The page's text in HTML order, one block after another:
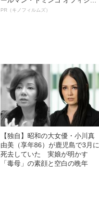
ルインタビュー“観客を魅了した
PR（キノフィルムズ）
【独自】昭和の大女優・小川真
由美（享年86）が鹿児島で3月に
死去していた 実娘が明かす
「毒母」の素顔と空白の晩年